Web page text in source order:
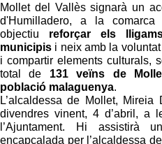
Mollet del Vallès signarà un
d'Humilladero, a la comarca
objectiu reforçar els
municipis i neix amb la
i compartir elements culturals,
total de 131 veïns de
població malaguenya.
L’alcaldessa de Mollet, Mireia
divendres vinent, 4 d’abril,
l’Ajuntament. Hi assistirà
encapçalada per l’alcaldessa